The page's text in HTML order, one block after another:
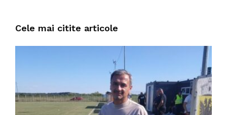
Cele mai citite articole